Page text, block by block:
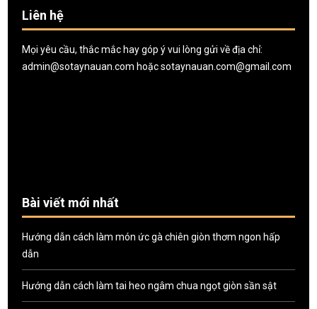
Liên hệ
Mọi yêu cầu, thắc mắc hay góp ý vui lòng gửi về địa chỉ:
admin@sotaynauan.com hoặcsotaynauan.com@gmail.com
Bài viết mới nhất
Hướng dẫn cách làm món ức gà chiên giòn thơm ngon hấp
dẫn
Hướng dẫn cách làm tai heo ngâm chua ngọt giòn sần sật